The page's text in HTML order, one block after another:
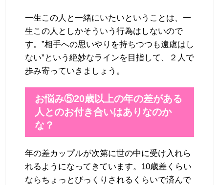
一生この人と一緒にいたいということは、一
生この人としかそういう行為はしないので
す。”相手への思いやりを持ちつつも遠慮はし
ない”という絶妙なラインを目指して、２人で
歩み寄っていきましょう。
お悩み⑤20歳以上の年の差がある
人とのお付き合いはありなのか
な？
年の差カップルが次第に世の中に受け入れら
れるようになってきています。10歳差くらい
ならちょっとびっくりされるくらいで済んで